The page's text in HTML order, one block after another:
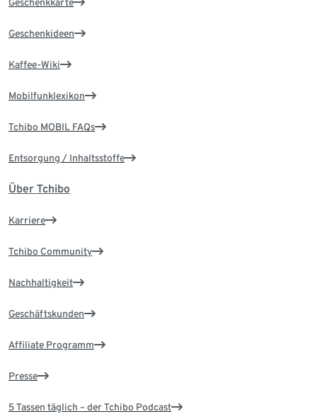
Geschenkkarte
Geschenkideen
Kaffee-Wiki
Mobilfunklexikon
Tchibo MOBIL FAQs
Entsorgung / Inhaltsstoffe
Über Tchibo
Karriere
Tchibo Community
Nachhaltigkeit
Geschäftskunden
Affiliate Programm
Presse
5 Tassen täglich – der Tchibo Podcast